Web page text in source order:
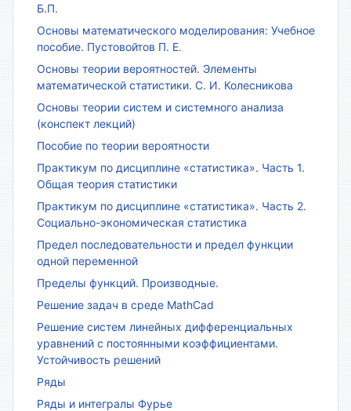
Б.П.
Основы математического моделирования: Учебное
пособие. Пустовойтов П. Е.
Основы теории вероятностей. Элементы
математической статистики. С. И. Колесникова
Основы теории систем и системного анализа
(конспект лекций)
Пособие по теории вероятности
Практикум по дисциплине «статистика». Часть 1.
Общая теория статистики
Практикум по дисциплине «статистика». Часть 2.
Социально-экономическая статистика
Предел последовательности и предел функции
одной переменной
Пределы функций. Производные.
Решение задач в среде MathCad
Решение систем линейных дифференциальных
уравнений с постоянными коэффициентами.
Устойчивость решений
Ряды
Ряды и интегралы Фурье